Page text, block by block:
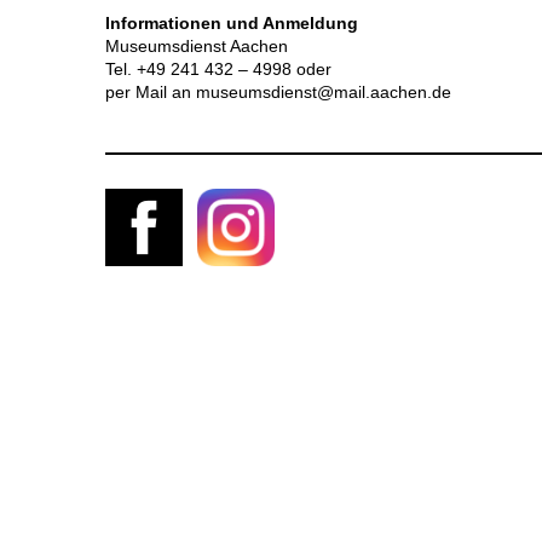
Informationen und Anmeldung
Museumsdienst Aachen
Tel. +49 241 432 – 4998 oder
per Mail an museumsdienst@mail.aachen.de